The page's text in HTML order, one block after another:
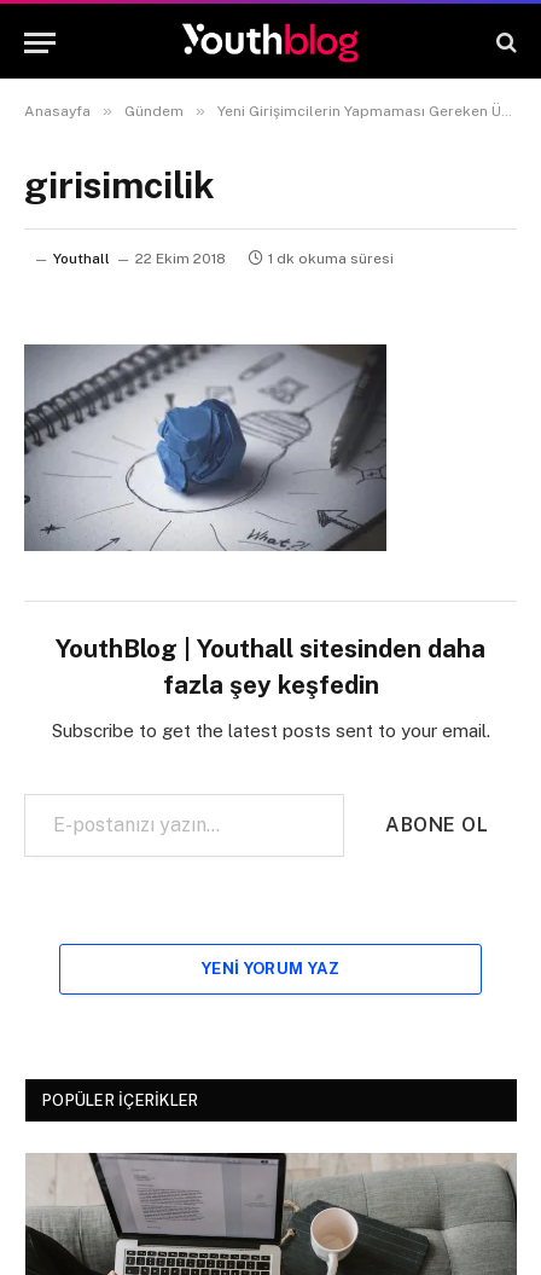
Anasayfa » Gündem » Yeni Girişimcilerin Yapmaması Gereken Üç Kritik Hata
girisimcilik
Youthall 22 Ekim 2018 1 dk okuma süresi
YouthBlog | Youthall sitesinden daha
fazla şey keşfedin
Subscribe to get the latest posts sent to your email.
E-postanızı yazın…
ABONE OL
YENI YORUM YAZ
POPÜLER İÇERIKLER